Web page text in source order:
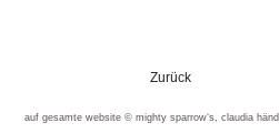
auf gesamte website © mighty sparrow‘s, claudia
Zurück